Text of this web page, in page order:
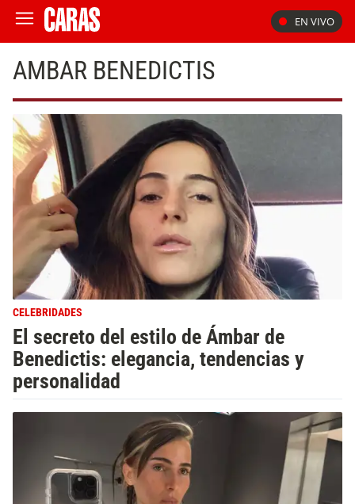
EN VIVO
AMBAR BENEDICTIS
CELEBRIDADES
El secreto del estilo de Ámbar de
Benedictis: elegancia, tendencias y
personalidad